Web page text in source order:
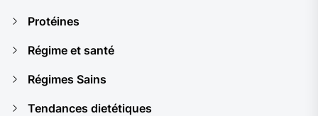
Protéines
Régime et santé
Régimes Sains
Tendances dietétiques